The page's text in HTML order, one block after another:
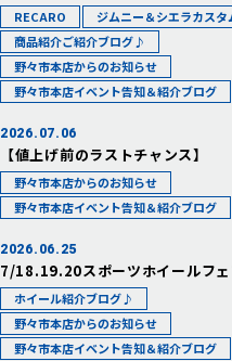
RECARO
ジムニー＆シエラカス
商品紹介ご紹介ブログ♪
野々市本店からのお知らせ
野々市本店イベント告知＆紹介ブログ
2026.07.06
【値上げ前のラストチャンス】
野々市本店からのお知らせ
野々市本店イベント告知＆紹介ブログ
2026.06.25
7/18.19.20スポーツホイールフ
ホイール紹介ブログ♪
野々市本店からのお知らせ
野々市本店イベント告知＆紹介ブログ